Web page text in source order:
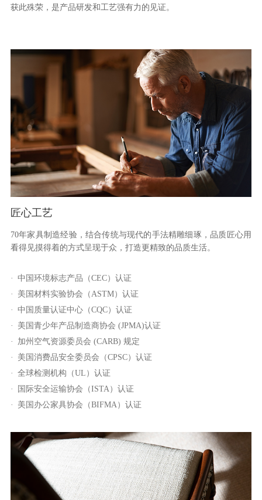
获此殊荣，是产品研发和工艺强有力的见证。
匠心工艺
70年家具制造经验，结合传统与现代的手法精雕细琢，品质匠心用
看得见摸得着的方式呈现于众，打造更精致的品质生活。
中国环境标志产品（CEC）认证
美国材料实验协会（ASTM）认证
中国质量认证中心（CQC）认证
美国青少年产品制造商协会 (JPMA)认证
加州空气资源委员会 (CARB) 规定
美国消费品安全委员会（CPSC）认证
全球检测机构（UL）认证
国际安全运输协会（ISTA）认证
美国办公家具协会（BIFMA）认证